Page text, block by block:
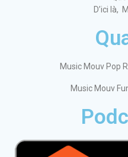
D’ici là,
Music Mouv Pop
Music Mouv